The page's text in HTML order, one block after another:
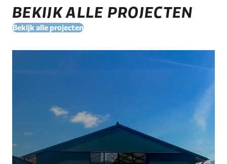
BEKIJK ALLE PROJECTEN
Bekijk alle projecten